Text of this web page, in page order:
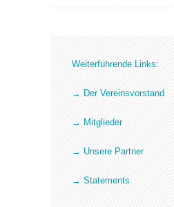
Weiterführende Links:
→ Der Vereinsvorstand
→ Mitglieder
→ Unsere Partner
→ Statements